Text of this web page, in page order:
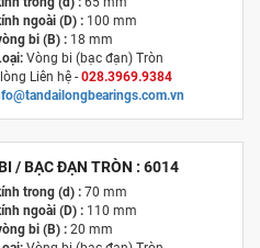
ngoài (D) :100 mm
bi (B) :18 mm
Vòng bi (bạc đạn) Tròn
Liên hệ - 028.3969.9384
/ BẠC ĐẠN TRÒN : 6014
trong (d) :70 mm
ngoài (D) :110 mm
bi (B) :20 mm